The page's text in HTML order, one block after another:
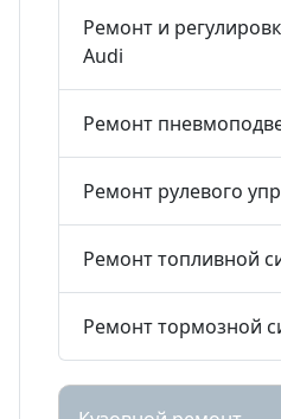
Ремонт и
Audi
Ремонт
Ремонт рулевого
Ремонт топливной
Ремонт тормозной